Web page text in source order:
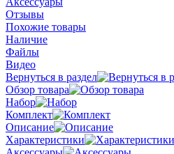
Отзывы
Похожие товары
Наличие
Файлы
Видео
Вернуться в раздел
Обзор товара
Набор
Комплект
Описание
Характеристики